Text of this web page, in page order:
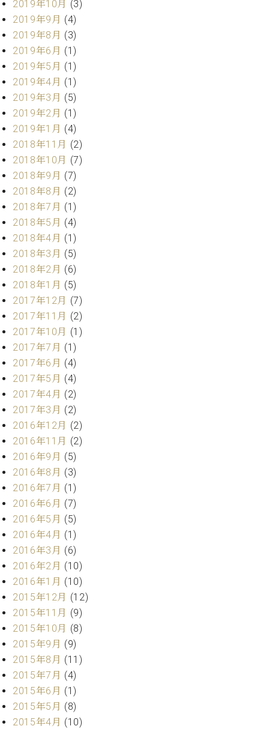
W.
ホ
フ
マ
ン
プ
ロ
フ
ェ
ッ
シ
ョ
ナ
ル
W.
ホ
フ
マ
ン
ト
ラ
デ
ィ
シ
ョ
ン
W.
ホ
フ
マ
ン
ヴ
ィ
ジ
ョ
ン
C.BECHSTEIN
Digital(ベ
ヒ
シ
ュ
タ
イ
ン
デ
ジ
タ
ル)
(PDF)
お
問
い
合
せ
本
社
：
八
王
子
・
技
営
業
セ
ン
タ
ー
ス
タ
ッ
フ
ご
拶
技
術
者
紹
展示
情報
【ユ
ーロ
ピア
ノ特
古】
イ
ベ
ン
ト
報
八
王
子
2019年10月 (3)
2019年9月 (4)
2019年8月 (3)
2019年6月 (1)
2019年5月 (1)
2019年4月 (1)
2019年3月 (5)
2019年2月 (1)
2019年1月 (4)
2018年11月 (2)
2018年10月 (7)
2018年9月 (7)
2018年8月 (2)
2018年7月 (1)
2018年5月 (4)
2018年4月 (1)
2018年3月 (5)
2018年2月 (6)
2018年1月 (5)
2017年12月 (7)
2017年11月 (2)
2017年10月 (1)
2017年7月 (1)
2017年6月 (4)
2017年5月 (4)
2017年4月 (2)
2017年3月 (2)
2016年12月 (2)
2016年11月 (2)
2016年9月 (5)
2016年8月 (3)
2016年7月 (1)
2016年6月 (7)
2016年5月 (5)
2016年4月 (1)
2016年3月 (6)
2016年2月 (10)
2016年1月 (10)
2015年12月 (12)
2015年11月 (9)
2015年10月 (8)
2015年9月 (9)
2015年8月 (11)
2015年7月 (4)
2015年6月 (1)
2015年5月 (8)
2015年4月 (10)